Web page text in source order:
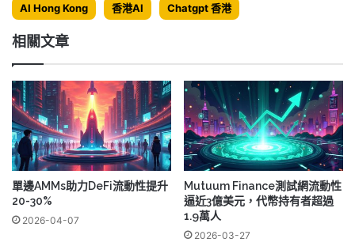
AI Hong Kong 香港AI Chatgpt 香港
相關文章
單邊AMMs助力DeFi流動性提升
20-30%
2026-04-07
Mutuum Finance測試網流動性
逼近3億美元，代幣持有者超過
1.9萬人
2026-03-27